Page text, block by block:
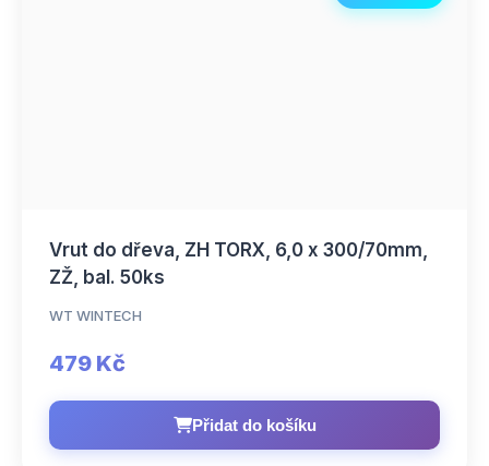
Vrut do dřeva, ZH TORX, 6,0 x 300/70mm,
ZŽ, bal. 50ks
WT WINTECH
479 Kč
Přidat do košíku